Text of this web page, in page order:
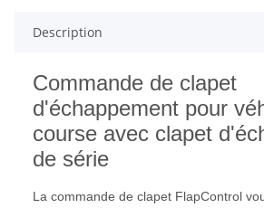
Description
Commande de clapet
d'échappement pour
course avec clapet
de série
La commande de clapet FlapControl